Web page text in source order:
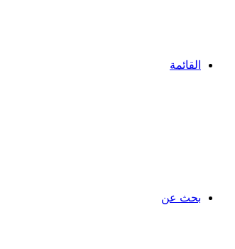
القائمة
بحث عن